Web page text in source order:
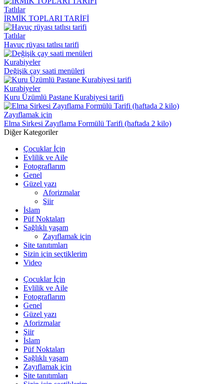
Tatlılar
İRMİK TOPLARI TARİFİ
Tatlılar
Havuç rüyası tatlısı tarifi
Kurabiyeler
Değişik çay saati menüleri
Kurabiyeler
Kuru Üzümlü Pastane Kurabiyesi tarifi
Zayıflamak için
Elma Sirkesi Zayıflama Formülü Tarifi (haftada 2 kilo)
Diğer Kategoriler
Çocuklar İçin
Evlilik ve Aile
Fotograflarım
Genel
Güzel yazı
Aforizmalar
Şiir
İslam
Püf Noktaları
Sağlıklı yaşam
Zayıflamak için
Site tanıtımları
Sizin için seçtiklerim
Video
Çocuklar İçin
Evlilik ve Aile
Fotograflarım
Genel
Güzel yazı
Aforizmalar
Şiir
İslam
Püf Noktaları
Sağlıklı yaşam
Zayıflamak için
Site tanıtımları